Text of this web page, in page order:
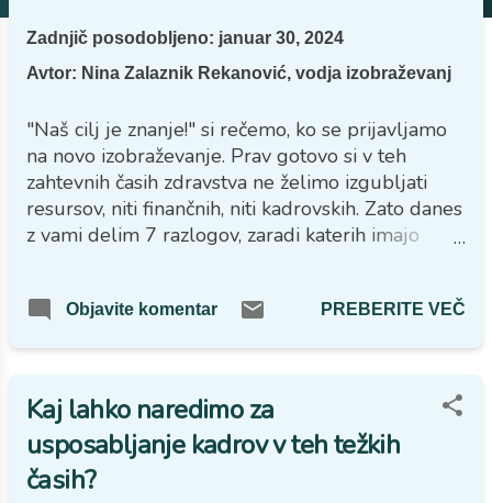
Zadnjič posodobljeno: januar 30, 2024
Avtor: Nina Zalaznik Rekanović, vodja izobraževanj
"Naš cilj je znanje!" si rečemo, ko se prijavljamo
na novo izobraževanje. Prav gotovo si v teh
zahtevnih časih zdravstva ne želimo izgubljati
resursov, niti finančnih, niti kadrovskih. Zato danes
z vami delim 7 razlogov, zaradi katerih imajo
Objavite komentar PREBERITE VEČ
Kaj lahko naredimo za
usposabljanje kadrov v teh težkih
časih?